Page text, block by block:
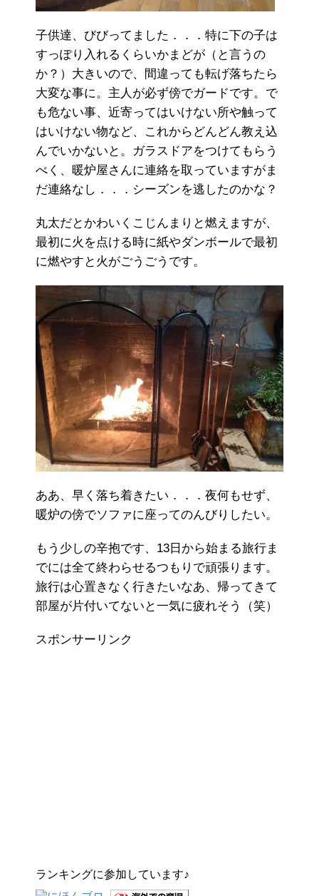
子供達、びびってました．．．特に下の子は
すっぽり入れるくらいかまどが（と言うの
か？）大きいので、間違っても転げ落ちたら
大変な事に。主人が必ず傍でガードです。で
も危ない事、近寄ってはいけない所や触って
はいけない物など、これからどんどん教え込
んでいかないと。ガラスドアをつけてもらう
べく、暖炉屋さんに連絡を取っていますがま
だ連絡なし．．．シーズンを逃したのかな？
丸太だとかわいくこじんまりと燃えますが、
最初に火を点ける時に紙やダンボールで最初
に燃やすと火がごうごうです。
ああ、早く落ち着きたい．．．夜何もせず、
暖炉の傍でソファに座ってのんびりしたい。
もう少しの辛抱です、13日から始まる旅行ま
でには全て終わらせるつもりで頑張ります。
旅行は心置きなく行きたいなあ、帰ってきて
部屋が片付いてないと一気に疲れそう（笑）
スポンサーリンク
ランキングに参加しています♪